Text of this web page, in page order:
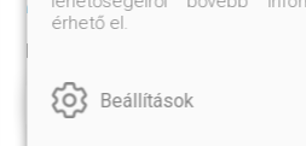
Eredeti ár:
Megnézem Kosárba
érhető el.
Beállítások